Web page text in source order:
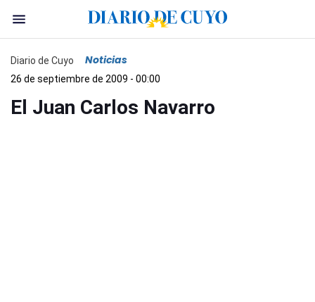
Diario de Cuyo Noticias
26 de septiembre de 2009 - 00:00
El Juan Carlos Navarro